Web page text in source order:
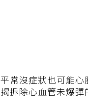
平常沒症狀也可能心
揭拆除心血管未爆彈